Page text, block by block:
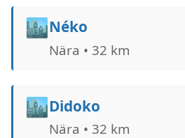
🏙️Néko
Nära • 32 km
🏙️Didoko
Nära • 32 km